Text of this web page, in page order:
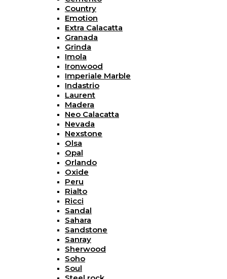
Country
Emotion
Extra Calacatta
Granada
Grinda
Imola
Ironwood
Imperiale Marble
Indastrio
Laurent
Madera
Neo Calacatta
Nevada
Nexstone
Olsa
Opal
Orlando
Oxide
Peru
Rialto
Ricci
Sandal
Sahara
Sandstone
Sanray
Sherwood
Soho
Soul